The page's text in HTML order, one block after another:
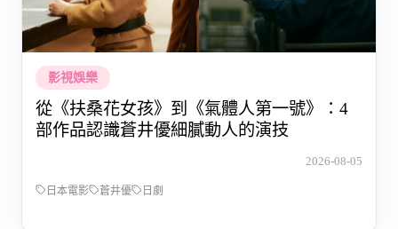
影視娛樂
從《扶桑花女孩》到《氣體人第一號》：4
部作品認識蒼井優細膩動人的演技
2026-08-05
日本電影 蒼井優 日劇